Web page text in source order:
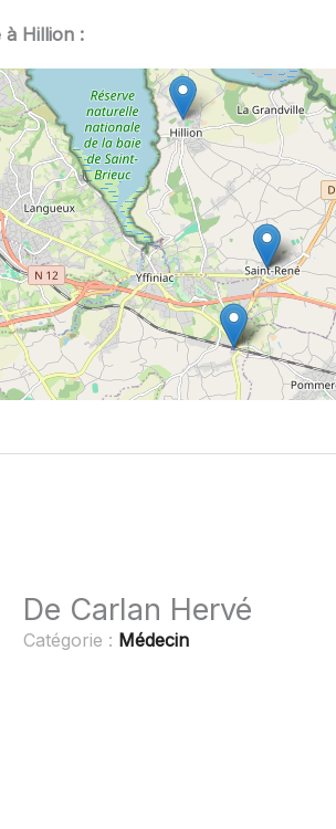
à Hillion :
De Carlan Hervé
Catégorie : Médecin